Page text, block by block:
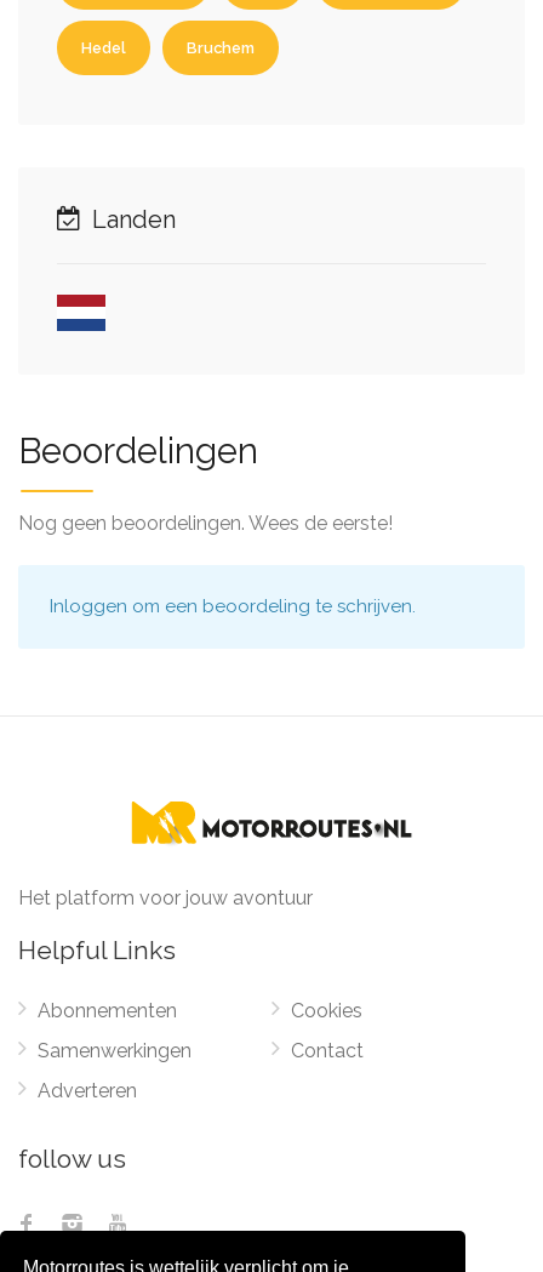
Motorroutes is wettelijk verplicht om je
Hedel Bruchem
Landen
Beoordelingen
Nog geen beoordelingen. Wees de eerste!
Inloggen om een beoordeling te schrijven.
Het platform voor jouw avontuur
Helpful Links
Abonnementen
Samenwerkingen
Adverteren
Cookies
Contact
follow us